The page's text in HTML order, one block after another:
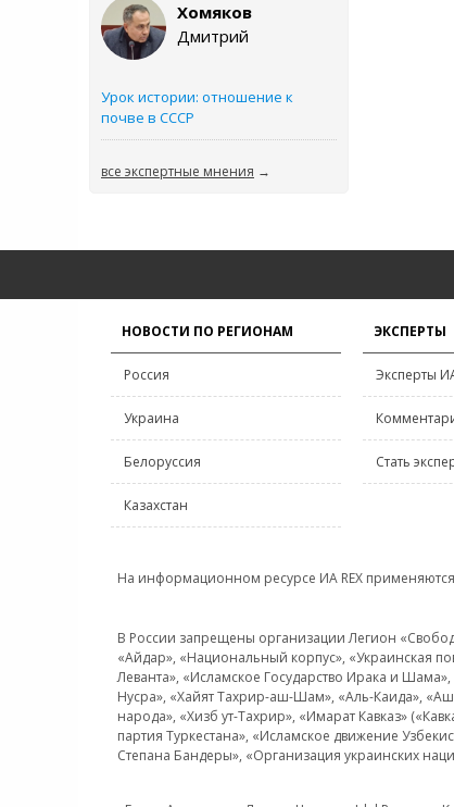
Хомяков
Дмитрий
Урок истории: отношение к
почве в СССР
все экспертные мнения →
НОВОСТИ ПО РЕГИОНАМ
Россия
Украина
Белоруссия
Казахстан
ЭКСПЕРТЫ
Эксперты
Стать
На информационном ресурсе ИА REX
В России запрещены организации Легион
«Айдар», «Национальный корпус», «Украинская
Леванта», «Исламское Государство Ирака и
Нусра», «Хайят Тахрир-аш-Шам», «Аль-Каида»,
народа», «Хизб ут-Тахрир», «Имарат Кавказ»
партия Туркестана», «Исламское движение
Степана Бандеры», «Организация украинских